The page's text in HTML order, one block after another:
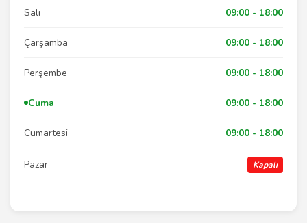
Salı 09:00 - 18:00
Çarşamba 09:00 - 18:00
Perşembe 09:00 - 18:00
Cuma 09:00 - 18:00
Cumartesi 09:00 - 18:00
Pazar Kapalı